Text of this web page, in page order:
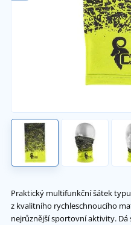
Praktický multifunkční šátek
z kvalitního rychleschnoucího
nejrůznější sportovní aktivity. Dá